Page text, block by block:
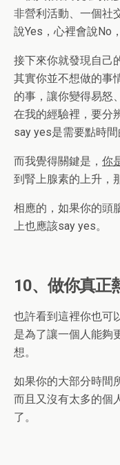
非營利活動、一個社
說Yes，心裡會說No
接下來你就發現自己
其實你並不想做的事
的事，讓你變得易怒
在我的經驗裡，要分
say yes是需要點時間
而我覺得關鍵是， 你
到腎上腺素的上升，
相應的，如果你的頭
上也應該say yes。
10、做你真正
也許看到這裡你也可
是為了讓一個人能夠
想。
如果你的大部分時間
而且又沒有太多的個
了。